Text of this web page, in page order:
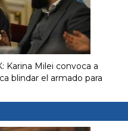
Karina Milei convoca a
blindar el armado para